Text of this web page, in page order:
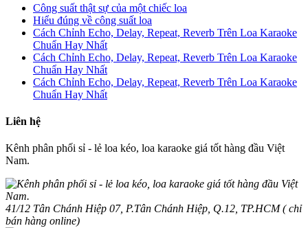
Công suất thật sự của một chiếc loa
Hiểu đúng về công suất loa
Cách Chỉnh Echo, Delay, Repeat, Reverb Trên Loa Karaoke
Chuẩn Hay Nhất
Cách Chỉnh Echo, Delay, Repeat, Reverb Trên Loa Karaoke
Chuẩn Hay Nhất
Cách Chỉnh Echo, Delay, Repeat, Reverb Trên Loa Karaoke
Chuẩn Hay Nhất
Liên hệ
Kênh phân phối sỉ - lẻ loa kéo, loa karaoke giá tốt hàng đầu Việt
Nam.
41/12 Tân Chánh Hiệp 07, P.Tân Chánh Hiệp, Q.12, TP.HCM ( chỉ
bán hàng online)